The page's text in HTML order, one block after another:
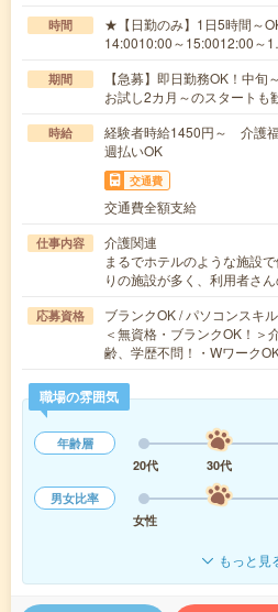
時間
★【日勤のみ】1日5時間～
14:0010:00～15:0012:00～
期間
【急募】即日勤務OK！中
お試し2カ月～のスタートも
時給
経験者時給1450円～ 介護
週払いOK
交通費
交通費全額支給
仕事内容
介護関連
まるでホテルのような施設
りの施設が多く、利用者さ
応募資格
ブランクOK / パソコンスキ
＜無資格・ブランクOK！＞
齢、学歴不問！・Wワーク
職場の雰囲気
年齢層
20代
30代
男女比率
女性
もっと見